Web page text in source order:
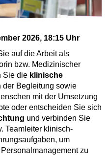
2026, 18:15 Uhr
auf die Arbeit als
bzw. Medizinischer
Sie die klinische
der Begleitung sowie
mit der Umsetzung
oder entscheiden Sie sich
und verbinden Sie
Teamleiter klinisch-
um
zu